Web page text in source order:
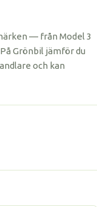
— från Model 3
Grönbil jämför du
och kan